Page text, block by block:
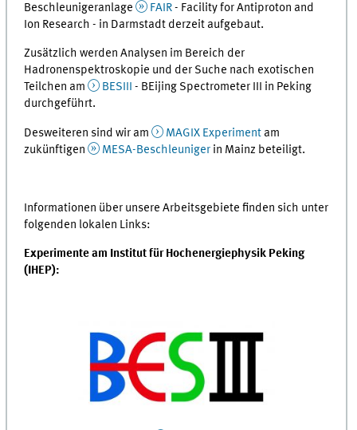
Beschleunigeranlage
FAIR- Facility for Antiproton and
Ion Research - in Darmstadt derzeit aufgebaut.
Zusätzlich werden Analysen im Bereich der
Hadronenspektroskopie und der Suche nach exotischen
Teilchen am
BESIII - BEijing Spectrometer III in Peking
durchgeführt.
Desweiteren sind wir am MAGIX Experiment am
zukünftigen
MESA-Beschleuniger in Mainz beteiligt.
Informationen über unsere Arbeitsgebiete finden sich unter
folgenden lokalen Links:
Experimente am Institut für Hochenergiephysik Peking
(IHEP):